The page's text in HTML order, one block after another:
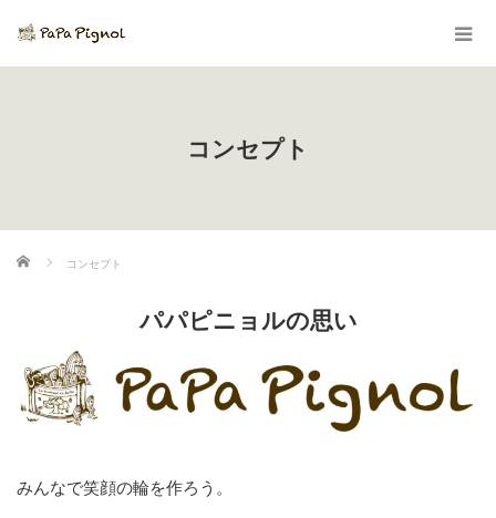
コンセプト
ホーム コンセプト
パパピニョルの思い
みんなで笑顔の輪を作ろう。